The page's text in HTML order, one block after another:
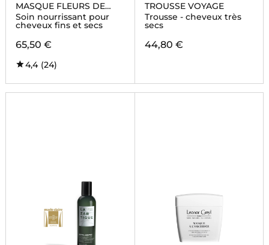
MASQUE FLEURS DE
JASMIN
Soin nourrissant pour
cheveux fins et secs
65,50 €
4,4 (24)
TROUSSE VOYAGE
Trousse - cheveux très
secs
44,80 €